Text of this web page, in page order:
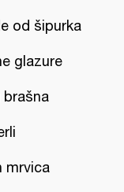
od šipurka
glazure
brašna
mrvica